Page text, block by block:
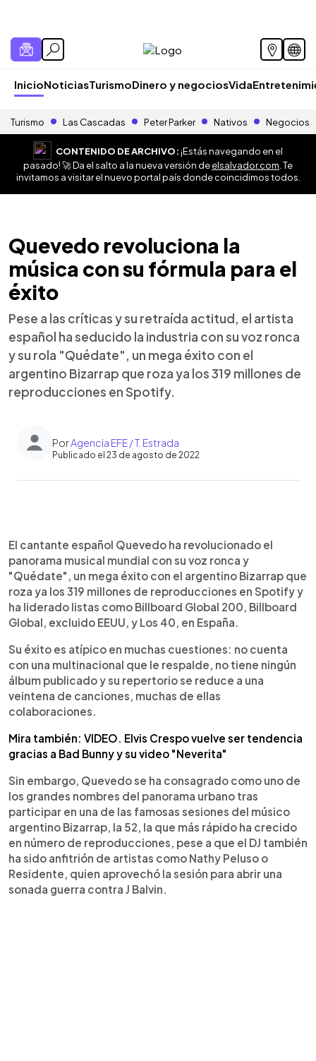
InicioNoticiasTurismoDinero y negociosVida
Turismo Las Cascadas Peter Parker Nativos Negocios
CONTENIDO DE ARCHIVO:¡Estás navegando en el
pasado! 🚀 Da el salto a la nueva versión deelsalvador.com . Te
invitamos a visitar el nuevo portal país donde coincidimos todos.
Quevedo revoluciona la
música con su fórmula para el
éxito
Pese a las críticas y su retraída actitud, el artista
español ha seducido la industria con su voz ronca
y su rola "Quédate", un mega éxito con el
argentino Bizarrap que roza ya los 319 millones de
reproducciones en Spotify.
PorAgencia EFE / T. Estrada
Publicado el 23 de agosto de 2022
► Escuchar artículo
El cantante español Quevedo ha revolucionado el
panorama musical mundial con su voz ronca y
"Quédate", un mega éxito con el argentino Bizarrap que
roza ya los 319 millones de reproducciones en Spotify y
ha liderado listas como Billboard Global 200, Billboard
Global, excluido EEUU, y Los 40, en España.
Su éxito es atípico en muchas cuestiones: no cuenta
con una multinacional que le respalde, no tiene ningún
álbum publicado y su repertorio se reduce a una
veintena de canciones, muchas de ellas
colaboraciones.
Mira también: VIDEO. Elvis Crespo vuelve ser tendencia
gracias a Bad Bunny y su video "Neverita"
Sin embargo, Quevedo se ha consagrado como uno de
los grandes nombres del panorama urbano tras
participar en una de las famosas sesiones del músico
argentino Bizarrap, la 52, la que más rápido ha crecido
en número de reproducciones, pese a que el DJ también
ha sido anfitrión de artistas como Nathy Peluso o
Residente, quien aprovechó la sesión para abrir una
sonada guerra contra J Balvin.